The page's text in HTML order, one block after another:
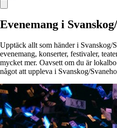
Evenemang i
Upptäck allt som händer i Svanskog/
evenemang, konserter, festivaler,
mycket mer. Oavsett om du är
något att uppleva i Svanskog/